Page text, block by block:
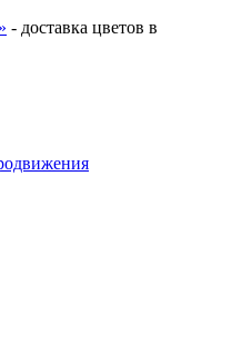
- доставка цветов в